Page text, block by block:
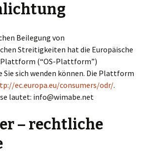
Beilegung von
Streitigkeiten hat die Europäische
(“OS-Plattform”)
Sie sich wenden können. Die Plattform
ec.europa.eu/consumers/odr/.
lautet: info@wimabe.net
– rechtliche